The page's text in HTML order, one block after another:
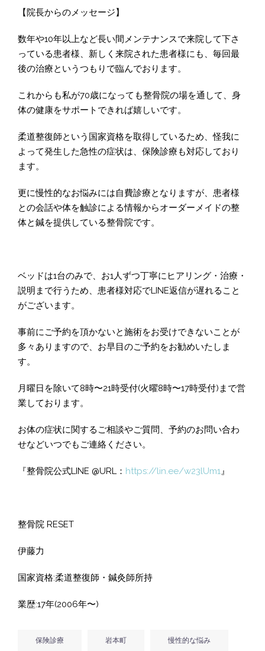
【院長からのメッセージ】
数年や10年以上など長い間メンテナンスで来院して下さ
っている患者様、新しく来院された患者様にも、毎回最
後の治療というつもりで臨んでおります。
これからも私が70歳になっても整骨院の場を通して、身
体の健康をサポートできれば嬉しいです。
柔道整復師という国家資格を取得しているため、怪我に
よって発生した急性の症状は、保険診療も対応しており
ます。
更に慢性的なお悩みには自費診療となりますが、患者様
との会話や体を触診による情報からオーダーメイドの整
体と鍼を提供している整骨院です。
ベッドは1台のみで、お1人ずつ丁寧にヒアリング・治療・
説明まで行うため、患者様対応でLINE返信が遅れること
がございます。
事前にご予約を頂かないと施術をお受けできないことが
多々ありますので、お早目のご予約をお勧めいたしま
す。
月曜日を除いて8時〜21時受付(火曜8時〜17時受付)まで営
業しております。
お体の症状に関するご相談やご質問、予約のお問い合わ
せなどいつでもご連絡ください。
『整骨院公式LINE @URL： https://lin.ee/w23lUm1』
整骨院 RESET
伊藤力
国家資格:柔道整復師・鍼灸師所持
業歴:17年(2006年〜)
保険診療 岩本町 慢性的な悩み